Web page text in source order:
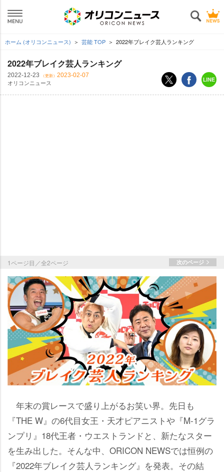
ホーム (オリコンニュース) 芸能 TOP 2022年ブレイク芸人ランキング
2022年ブレイク芸人ランキング
2022-12-23 （更新） 2023-02-07
オリコンニュース
1ページ目／全2ページ 次のページ
年末の賞レースで盛り上がるお笑い界。先日も
『THE W』の6代目女王・天才ピアニストや『M-1グラ
ンプリ』18代王者・ウエストランドと、新たなスター
を生み出した。そんな中、ORICON NEWSでは恒例の
『2022年ブレイク芸人ランキング』を発表。その結